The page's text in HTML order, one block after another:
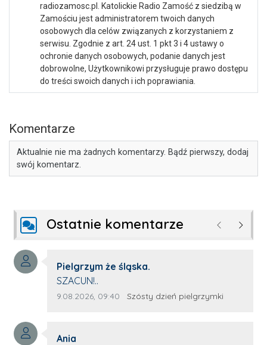
radiozamosc.pl. Katolickie Radio Zamość z siedzibą w
Zamościu jest administratorem twoich danych
osobowych dla celów związanych z korzystaniem z
serwisu. Zgodnie z art. 24 ust. 1 pkt 3 i 4 ustawy o
ochronie danych osobowych, podanie danych jest
dobrowolne, Użytkownikowi przysługuje prawo dostępu
do treści swoich danych i ich poprawiania.
Komentarze
Aktualnie nie ma żadnych komentarzy. Bądź pierwszy, dodaj
swój komentarz.
Ostatnie komentarze Poprzednie
Autor komentarza:
Pielgrzym że śląska.
Treść komentarza:
SZACUN!..
Data dodania komentarza:
9.08.2026, 09:40 Źródło komentarza:
Szósty dzień pielgrzymki
Autor komentarza:
Ania